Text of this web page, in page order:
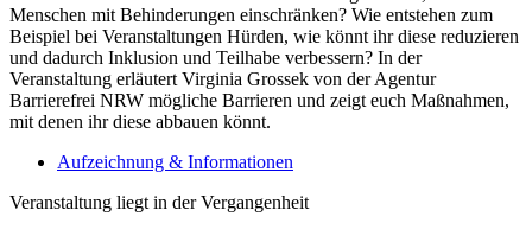
Menschen mit Behinderungen einschränken? Wie entstehen zum
Beispiel bei Veranstaltungen Hürden, wie könnt ihr diese reduzieren
und dadurch Inklusion und Teilhabe verbessern? In der
Veranstaltung erläutert Virginia Grossek von der Agentur
Barrierefrei NRW mögliche Barrieren und zeigt euch Maßnahmen,
mit denen ihr diese abbauen könnt.
Aufzeichnung & Informationen
Veranstaltung liegt in der Vergangenheit